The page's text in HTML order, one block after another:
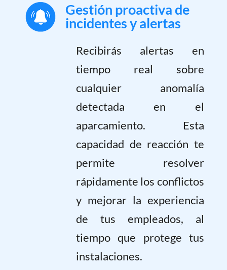
Gestión proactiva de
incidentes y alertas
Recibirás alertas en
tiempo real sobre
cualquier anomalía
detectada en el
aparcamiento. Esta
capacidad de reacción te
permite resolver
rápidamente los conflictos
y mejorar la experiencia
de tus empleados, al
tiempo que protege tus
instalaciones.